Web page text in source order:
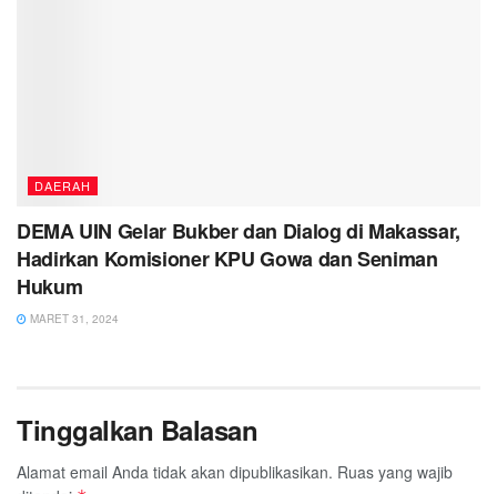
DAERAH
DEMA UIN Gelar Bukber dan Dialog di Makassar,
Hadirkan Komisioner KPU Gowa dan Seniman
Hukum
MARET 31, 2024
Tinggalkan Balasan
Alamat email Anda tidak akan dipublikasikan. Ruas yang wajib